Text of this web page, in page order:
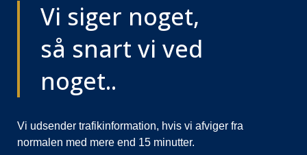
Vi siger noget,
så snart vi ved
noget..
Vi udsender trafikinformation, hvis vi afviger fra
normalen med mere end 15 minutter.